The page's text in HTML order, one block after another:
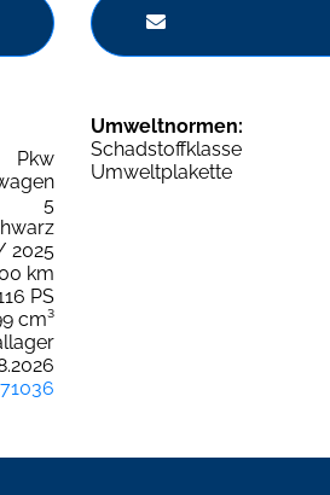
Pkw
5
2025
km
PS
cm³
Umweltnormen:
Schadstoffklasse
Umweltplakette